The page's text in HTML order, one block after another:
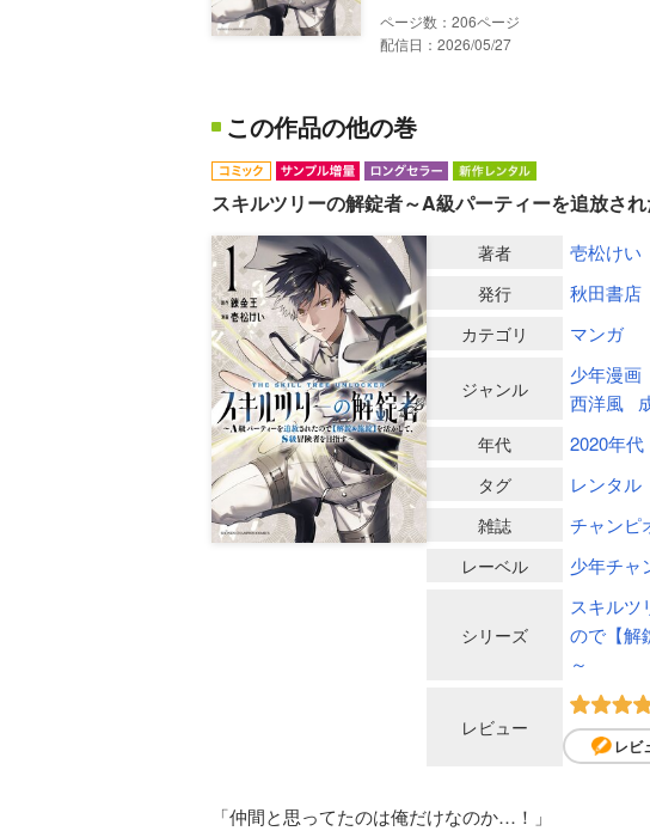
206
配信日：2026/05/27
この作品の他の巻
スキルツリーの解錠者～A級パーティーを追放さ
著者 壱松けい
発行 秋田書店
カテゴリ マンガ
ジャンル
少年漫画
西洋風
年代 2020年代
タグ レンタル
雑誌 チャンピ
レーベル 少年チャ
シリーズ
スキルツ
ので【解
～
レビュー
レビ
「仲間と思ってたのは俺だけなのか…！」